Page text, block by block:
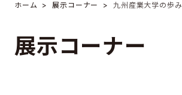
ホーム 展示コーナー 九州産業大学の歩み
展示コーナー